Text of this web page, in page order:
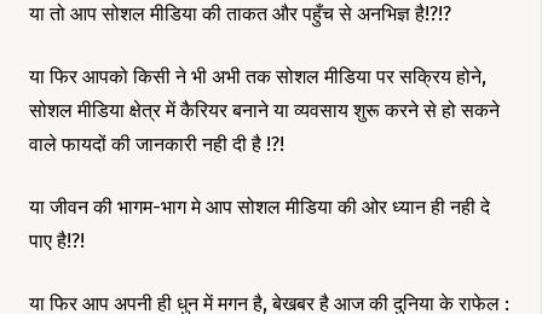
या तो आप सोशल मीडिया की ताकत और पहुँच से अनभिज्ञ है!?!?
या फिर आपको किसी ने भी अभी तक सोशल मीडिया पर सक्रिय होने,
सोशल मीडिया क्षेत्र में कैरियर बनाने या व्यवसाय शुरू करने से हो सकने
वाले फायदों की जानकारी नही दी है !?!
या जीवन की भागम-भाग मे आप सोशल मीडिया की ओर ध्यान ही नही दे
पाए है!?!
या फिर आप अपनी ही धुन में मगन है, बेखबर है आज की दुनिया के राफेल :